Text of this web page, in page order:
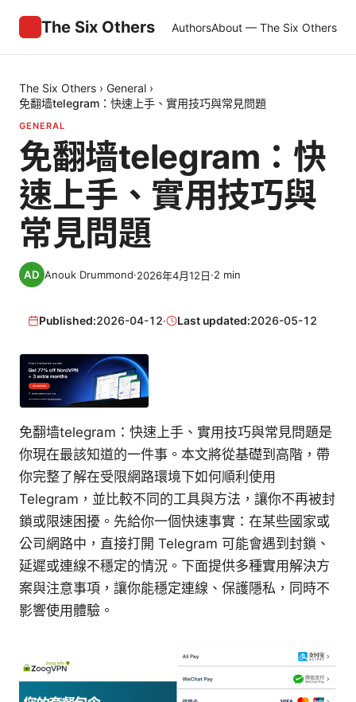
The Six Others AuthorsAbout — The Six Others
The Six Others › General ›
免翻墙telegram：快速上手、實用技巧與常見問題
GENERAL
免翻墙telegram：快
速上手、實用技巧與
常見問題
Anouk Drummond·2026年4月12日·2 min
Published:2026-04-12· Last updated:2026-05-12
免翻墙telegram：快速上手、實用技巧與常見問題是
你現在最該知道的一件事。本文將從基礎到高階，帶
你完整了解在受限網路環境下如何順利使用
Telegram，並比較不同的工具與方法，讓你不再被封
鎖或限速困擾。先給你一個快速事實：在某些國家或
公司網路中，直接打開 Telegram 可能會遇到封鎖、
延遲或連線不穩定的情況。下面提供多種實用解決方
案與注意事項，讓你能穩定連線、保護隱私，同時不
影響使用體驗。